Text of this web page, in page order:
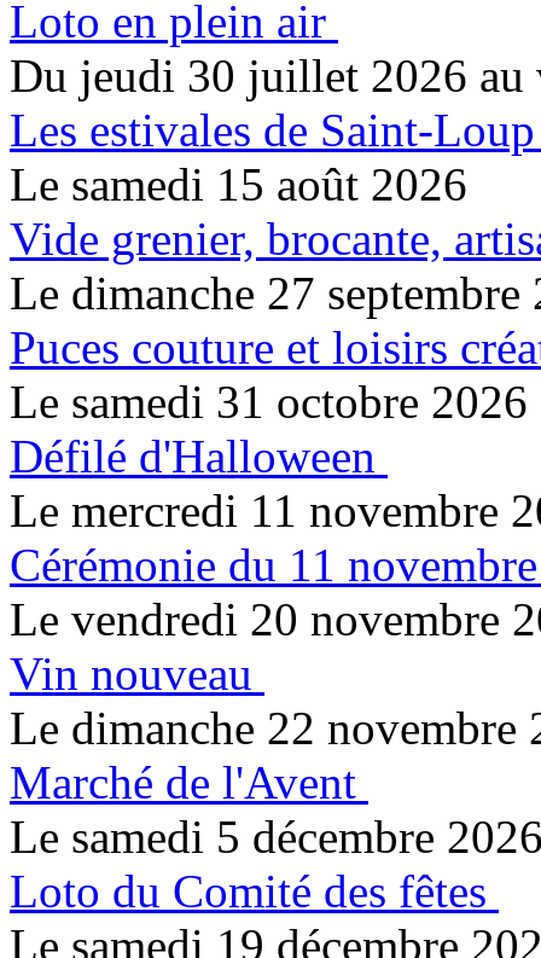
Loto en plein air
Du jeudi 30 juillet 2026
Les estivales de Saint-Loup
Le samedi 15 août 2026
Vide grenier, brocante,
Le dimanche 27 septembre
Puces couture et loisirs
Le samedi 31 octobre 2026
Défilé d'Halloween
Le mercredi 11 novembre
Cérémonie du 11 novembre
Le vendredi 20 novembre
Vin nouveau
Le dimanche 22 novembre
Marché de l'Avent
Le samedi 5 décembre
Loto du Comité des fêtes
Le samedi 19 décembre